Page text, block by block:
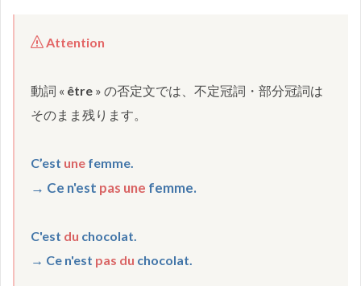
Attention
動詞 « être » の否定文では、不定冠詞・部分冠詞は
そのまま残ります。
C’est une
→ Ce n'est pas une
C'est du chocolat.
→ Ce n'est pas du chocolat.